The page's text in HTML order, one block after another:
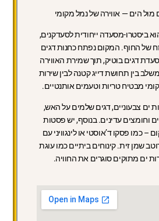
מול הים — אווירה של נמל מקומי
ביסטרו-מסעדה ייחודית לסעדקנים,
של החוף. המקום נפתח כחנות דגים
דגים בוטיק, תוך שמירת האווירה
בין תחושת דייג קטנה לבין שירות
מבטיח טריות וטעמים אותנטיים.
ים צבעוניים, דגים שלמים על האש,
וחומצים עדינים. בנוסף, יש פסטות
– כמו פסקו ד’אוסטי או לינגוויני עם
שמן זית. קינוחים ביתיים כמו עוגת
ים מתוקים סוגרים את החוויה.